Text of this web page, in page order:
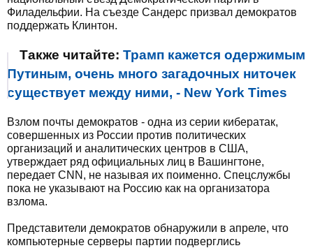
Филадельфии. На съезде Сандерс призвал демократов
поддержать Клинтон.
Также читайте: Трамп кажется одержимым
Путиным, очень много загадочных ниточек
существует между ними, - New York Times
Взлом почты демократов - одна из серии кибератак,
совершенных из России против политических
организаций и аналитических центров в США,
утверждает ряд официальных лиц в Вашингтоне,
передает CNN, не называя их поименно. Спецслужбы
пока не указывают на Россию как на организатора
взлома.
Представители демократов обнаружили в апреле, что
компьютерные серверы партии подверглись